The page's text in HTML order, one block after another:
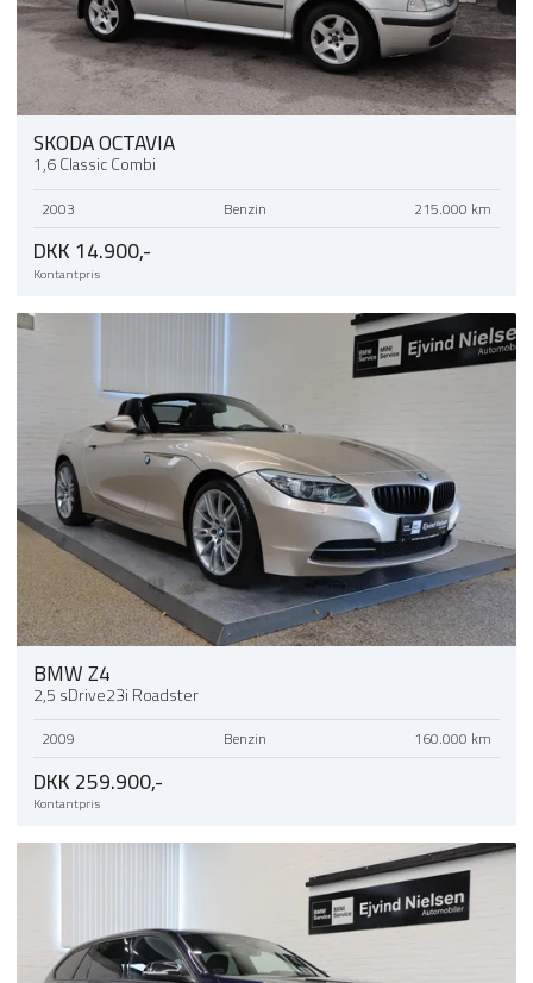
sædevarme
trådløs mobilopladning
SKODA OCTAVIA
1,6 Classic Combi
2003 Benzin 215.000 km
DKK 14.900,-
Kontantpris
BMW Z4
2,5 sDrive23i Roadster
2009 Benzin 160.000 km
DKK 259.900,-
Kontantpris